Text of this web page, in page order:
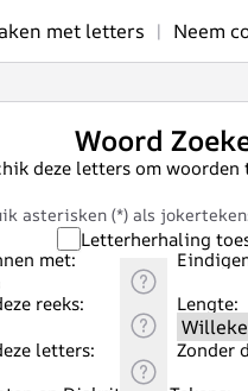
met letters | Neem
Woord
deze letters om woorden
asterisken (*) als
Letterherhaling
met:
reeks:
Lengte:
letters:
Zonder